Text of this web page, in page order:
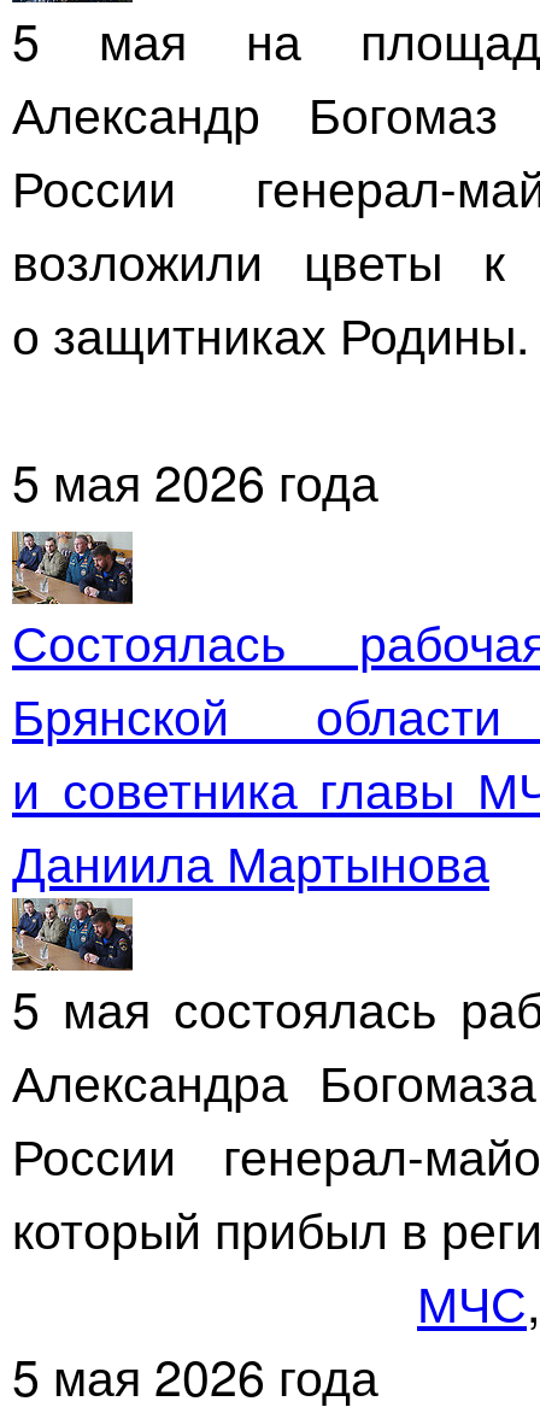
5 мая на площади
Александр
России генерал-
возложили цветы
о защитниках Родины.
5 мая 2026 года
Состоялась
Брянской
и советника главы
Даниила Мартынова
5 мая состоялась
Александра
России генерал-
который прибыл в
МЧС
5 мая 2026 года